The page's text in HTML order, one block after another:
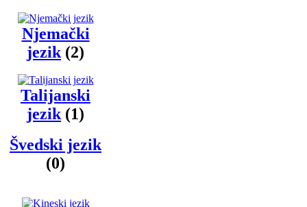
Njemački
jezik (2)
Talijanski
jezik (1)
Švedski jezik
(0)